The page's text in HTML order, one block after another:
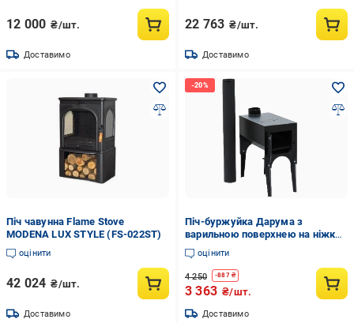
12 000 ₴/шт.
Доставимо
22 763 ₴/шт.
Доставимо
Піч чавунна Flame Stove
MODENA LUX STYLE (FS-022ST)
оцінити
42 024 ₴/шт.
Доставимо
Піч-буржуйка Дарума з
варильною поверхнею на ніжках
(10820412)
оцінити
4 250 -887₴
3 363 ₴/шт.
Доставимо